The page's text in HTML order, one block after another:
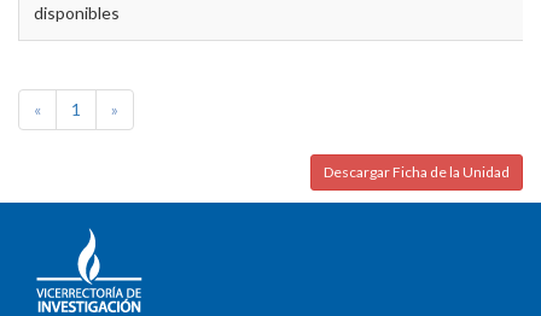
disponibles
« 1 »
Descargar Ficha de la Unidad